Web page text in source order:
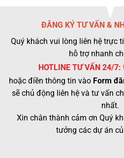
ĐĂNG KÝ TƯ VẤN &
Quý khách vui lòng liên hệ trực
hỗ trợ nhanh
HOTLINE TƯ VẤN 24/7:
hoặc điền thông tin vào Form
sẽ chủ động liên hệ và tư vấn
nhất.
Xin chân thành cảm ơn Quý
tưởng các dự án